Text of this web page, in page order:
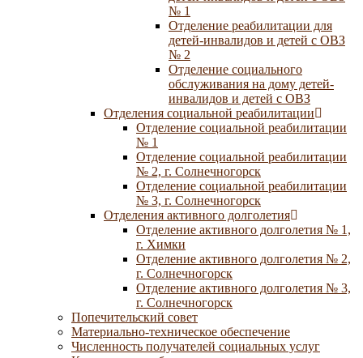
№ 1
Отделение реабилитации для
детей-инвалидов и детей с ОВЗ
№ 2
Отделение социального
обслуживания на дому детей-
инвалидов и детей с ОВЗ
Отделения социальной реабилитации
Отделение социальной реабилитации
№ 1
Отделение социальной реабилитации
№ 2, г. Солнечногорск
Отделение социальной реабилитации
№ 3, г. Солнечногорск
Отделения активного долголетия
Отделение активного долголетия № 1,
г. Химки
Отделение активного долголетия № 2,
г. Солнечногорск
Отделение активного долголетия № 3,
г. Солнечногорск
Попечительский совет
Материально-техническое обеспечение
Численность получателей социальных услуг